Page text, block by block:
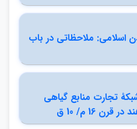
اسلامي: ملاحظاتي در باب
تجارت منابع گياهي
16 م/ 10 ق